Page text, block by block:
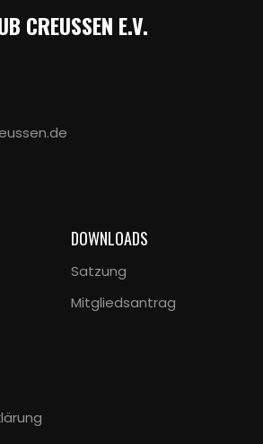
CREUSSEN E.V.
DOWNLOADS
Satzung
Mitgliedsantrag